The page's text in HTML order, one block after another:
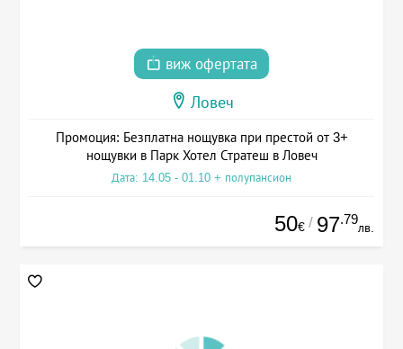
виж офертата
Ловеч
Промоция: Безплатна нощувка при престой от 3+
нощувки в Парк Хотел Стратеш в Ловеч
Дата: 14.05 - 01.10 + полупансион
50€ / 97.79
лв.